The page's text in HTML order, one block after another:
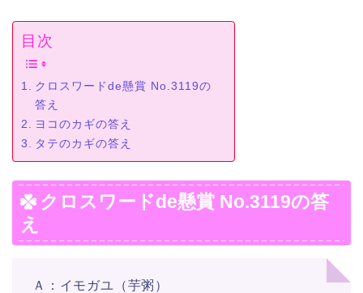
目次
クロスワードde懸賞 No.3119の
答え
ヨコのカギの答え
タテのカギの答え
クロスワードde懸賞 No.3119の答
え
Ａ：イモガユ（芋粥）